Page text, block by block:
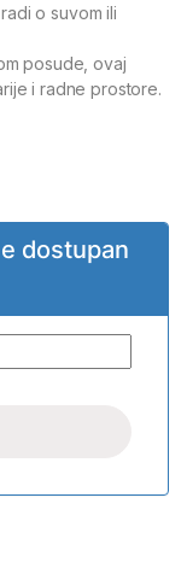
o suvom ili
posude, ovaj
i radne prostore.
dostupan